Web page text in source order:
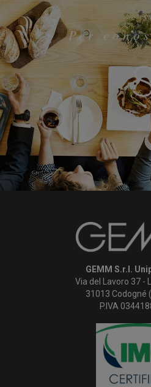
Per
GEMM S.r.l.
Via del Lavoro 37 -
31013 Codogné
P.IVA